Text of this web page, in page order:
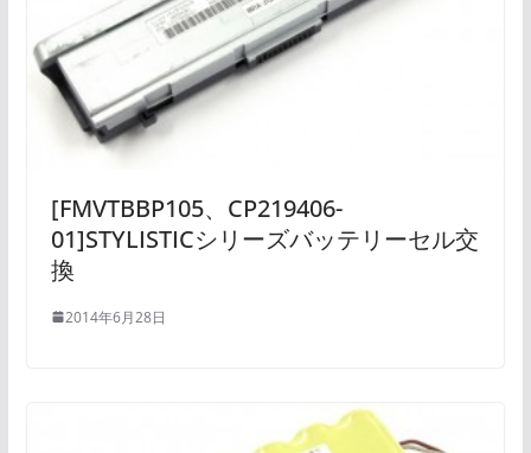
[FMVTBBP105、CP219406-
01]STYLISTICシリーズバッテリーセル交
換
2014年6月28日